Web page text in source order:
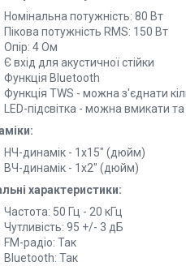
Номінальна потужність: 80 Вт
Пікова потужність RMS: 150 Вт
Опір: 4 Ом
Є вхід для акустичної стійки
Функція Bluetooth
Функція TWS - можна з'єднати
LED-підсвітка - можна вмикати
НЧ-динамік - 1x15" (дюйм)
ВЧ-динамік - 1x2" (дюйм)
характеристики:
Частота: 50 Гц - 20 кГц
Чутливість: 95 +/- 3 дБ
FM-радіо: Так
Bluetooth: Так